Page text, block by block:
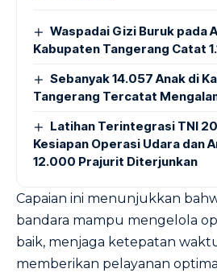
Waspadai Gizi Buruk pada
Kabupaten Tangerang Catat
Sebanyak 14.057 Anak di
Tangerang Tercatat
Latihan Terintegrasi TNI
Kesiapan Operasi Udara dan
12.000 Prajurit Diterjunkan
Capaian ini menunjukkan
bandara mampu mengelola
baik, menjaga ketepatan
memberikan pelayanan